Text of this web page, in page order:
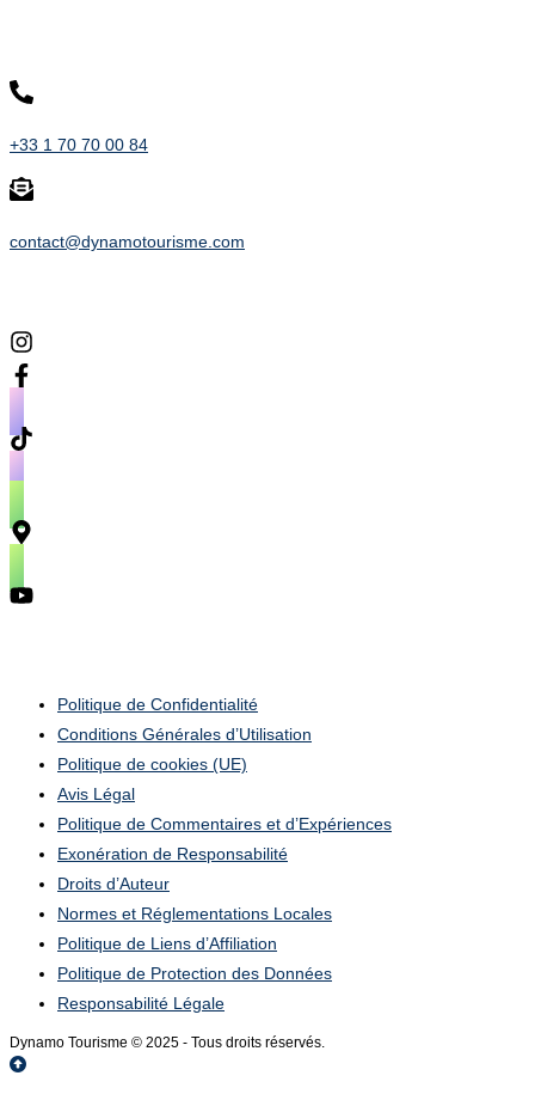
+33 1 70 70 00 84
contact@dynamotourisme.com
Politique de Confidentialité
Conditions Générales d’Utilisation
Politique de cookies (UE)
Avis Légal
Politique de Commentaires et d’Expériences
Exonération de Responsabilité
Droits d’Auteur
Normes et Réglementations Locales
Politique de Liens d’Affiliation
Politique de Protection des Données
Responsabilité Légale
Dynamo Tourisme © 2025 - Tous droits réservés.